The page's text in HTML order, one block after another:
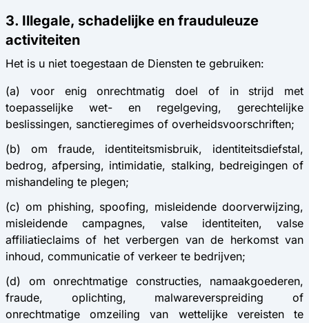
3. Illegale, schadelijke en frauduleuze
activiteiten
Het is u niet toegestaan de Diensten te gebruiken:
(a) voor enig onrechtmatig doel of in strijd met
toepasselijke wet- en regelgeving, gerechtelijke
beslissingen, sanctieregimes of overheidsvoorschriften;
(b) om fraude, identiteitsmisbruik, identiteitsdiefstal,
bedrog, afpersing, intimidatie, stalking, bedreigingen of
mishandeling te plegen;
(c) om phishing, spoofing, misleidende doorverwijzing,
misleidende campagnes, valse identiteiten, valse
affiliatieclaims of het verbergen van de herkomst van
inhoud, communicatie of verkeer te bedrijven;
(d) om onrechtmatige constructies, namaakgoederen,
fraude, oplichting, malwareverspreiding of
onrechtmatige omzeiling van wettelijke vereisten te